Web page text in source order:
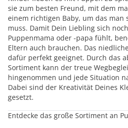
sie zum besten Freund, mit dem
einem richtigen Baby, um das man
muss. Damit Dein Liebling sich
Puppenmama oder -papa fühlt,
Eltern auch brauchen. Das
dafür perfekt geeignet. Durch das
Sortiment kann der treue
hingenommen und jede Situation
Dabei sind der Kreativität Deines
gesetzt.
Entdecke das große Sortiment an